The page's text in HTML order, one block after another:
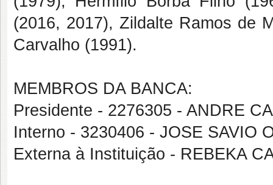
(2016, 2017), Zildalte Ramos de
Carvalho (1991).
MEMBROS DA BANCA:
Presidente - 2276305 - ANDRE
Interno - 3230406 - JOSE SAVIO
Externa à Instituição - REBEKA